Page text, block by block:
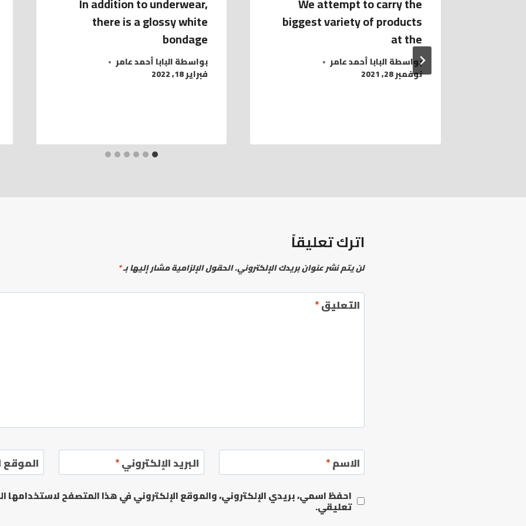
biggest variety of products
at the
بواسطةالبابا أحمد عامر
نوفمبر 28, 2021
there is a glossy white
bondage
بواسطةالبابا أحمد عامر
فبراير 18, 2022
اترك تعليقاً
لن يتم نشر عنوان بريدك الإلكتروني.الحقول الإلزامية مشار إليها بـ*
التعليق*
الاسم* البريد الإلكتروني* الموقع
احفظ اسمي، بريدي الإلكتروني، والموقع الإلكتروني في هذا المتصفح لاستخدامها
تعليقي.